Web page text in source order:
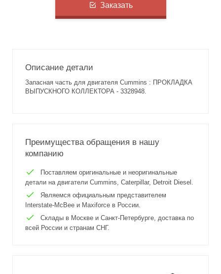
Заказать
Описание детали
Запасная часть для двигателя Cummins : ПРОКЛАДКА
ВЫПУСКНОГО КОЛЛЕКТОРА - 3328948.
Преимущества обращения в нашу
компанию
Поставляем оригинальные и неоригинальные
детали на двигатели Cummins, Caterpillar, Detroit Diesel.
Являемся официальным представителем
Interstate-McBee и Maxiforce в России.
Склады в Москве и Санкт-Петербурге, доставка по
всей России и странам СНГ.